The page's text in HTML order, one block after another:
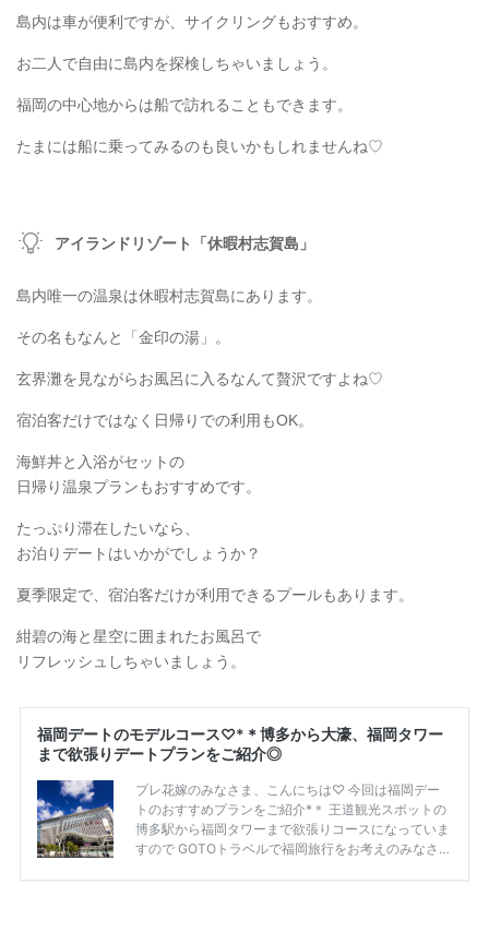
島内は車が便利ですが、サイクリングもおすすめ。
お二人で自由に島内を探検しちゃいましょう。
福岡の中心地からは船で訪れることもできます。
たまには船に乗ってみるのも良いかもしれませんね♡
アイランドリゾート「休暇村志賀島」
島内唯一の温泉は休暇村志賀島にあります。
その名もなんと「金印の湯」。
玄界灘を見ながらお風呂に入るなんて贅沢ですよね♡
宿泊客だけではなく日帰りでの利用もOK。
海鮮丼と入浴がセットの
日帰り温泉プランもおすすめです。
たっぷり滞在したいなら、
お泊りデートはいかがでしょうか？
夏季限定で、宿泊客だけが利用できるプールもあります。
紺碧の海と星空に囲まれたお風呂で
リフレッシュしちゃいましょう。